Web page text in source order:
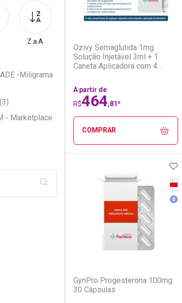
Ozivy Semaglutida 1mg
Solução Injetável 3ml + 1
Caneta Aplicadora com 4
A partir de
R$464,81*
COMPRAR
GynPro Progesterona 100mg
30 Cápsulas
Z a A
-Miligrama
- Marketplace
FILTRAR PELO TERMO DIGITADO